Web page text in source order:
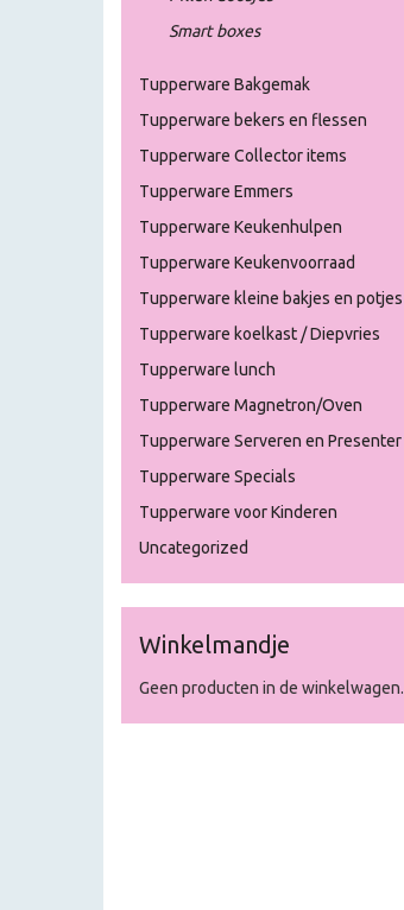
Smart boxes
Tupperware Bakgemak
Tupperware bekers en flessen
Tupperware Collector items
Tupperware Emmers
Tupperware Keukenhulpen
Tupperware Keukenvoorraad
Tupperware kleine bakjes en potjes
Tupperware koelkast / Diepvries
Tupperware lunch
Tupperware Magnetron/Oven
Tupperware Serveren en Presenter
Tupperware Specials
Tupperware voor Kinderen
Uncategorized
Winkelmandje
Geen producten in de winkelwagen.